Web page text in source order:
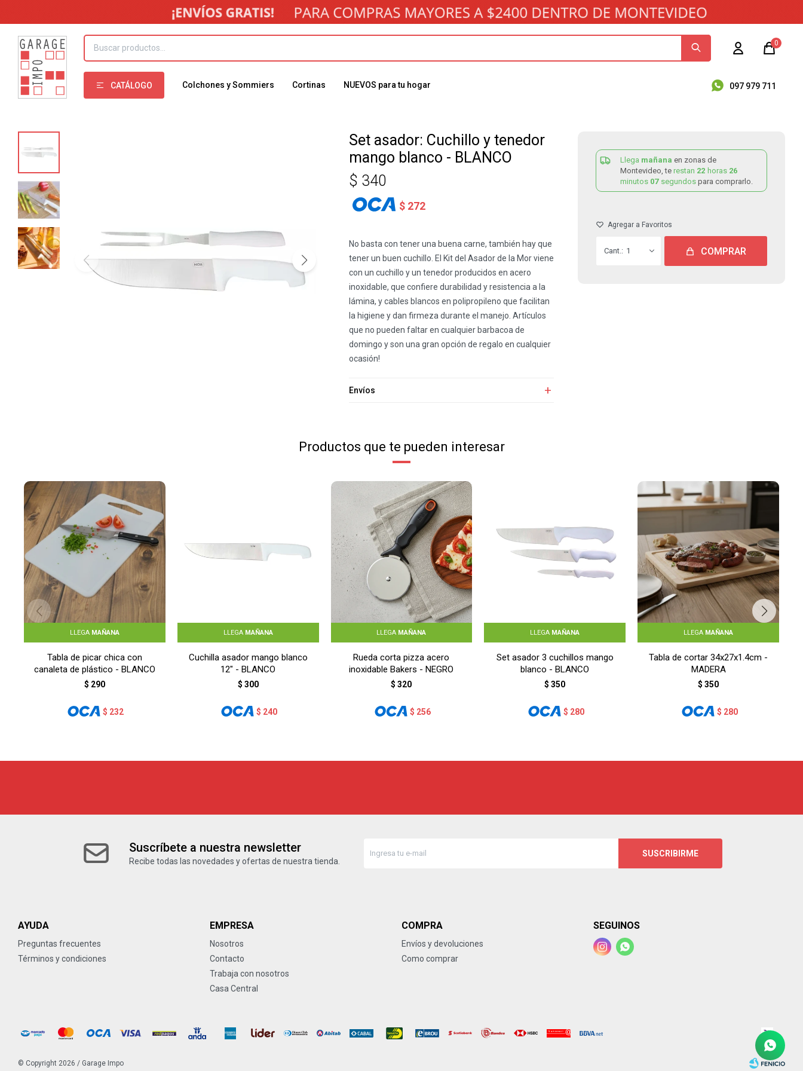
CATÁLOGO Colchones y Sommiers Cortinas NUEVOS para tu hogar 097 979 711
0
Set asador: Cuchillo y tenedor
mango blanco - BLANCO
$ 340
$ 272
No basta con tener una buena carne, también hay que
tener un buen cuchillo. El Kit del Asador de la Mor viene
con un cuchillo y un tenedor producidos en acero
inoxidable, que confiere durabilidad y resistencia a la
lámina, y cables blancos en polipropileno que facilitan
la higiene y dan firmeza durante el manejo. Artículos
que no pueden faltar en cualquier barbacoa de
domingo y son una gran opción de regalo en cualquier
ocasión!
Envíos
Llega mañana en zonas de
Montevideo, te restan 22 horas 26
minutos 07 segundos para comprarlo.
1 COMPRAR
Productos que te pueden interesar
LLEGA MAÑANA
Tabla de picar chica con
canaleta de plástico - BLANCO
$ 290
$ 232
LLEGA MAÑANA
Cuchilla asador mango blanco
12" - BLANCO
$ 300
$ 240
LLEGA MAÑANA
Rueda corta pizza acero
inoxidable Bakers - NEGRO
$ 320
$ 256
LLEGA MAÑANA
Set asador 3 cuchillos mango
blanco - BLANCO
$ 350
$ 280
LLEGA MAÑANA
Tabla de cortar 34x27x1.4cm -
MADERA
$ 350
$ 280
Suscríbete a nuestra newsletter
Recibe todas las novedades y ofertas de nuestra tienda.
SUSCRIBIRME
AYUDA
Preguntas frecuentes
Términos y condiciones
EMPRESA
Nosotros
Contacto
Trabaja con nosotros
Casa Central
COMPRA
Envíos y devoluciones
Como comprar
SEGUINOS
 
© Copyright 2026 / Garage Impo